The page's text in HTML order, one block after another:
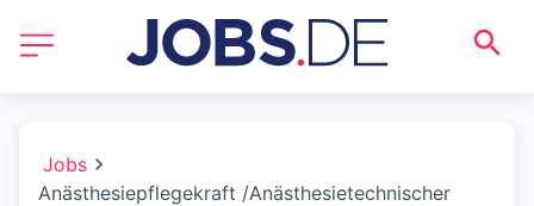
Jobs
Anästhesiepflegekraft /Anästhesietechnischer